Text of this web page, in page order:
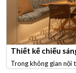
Thiết kế chiếu
Trong không gian nội